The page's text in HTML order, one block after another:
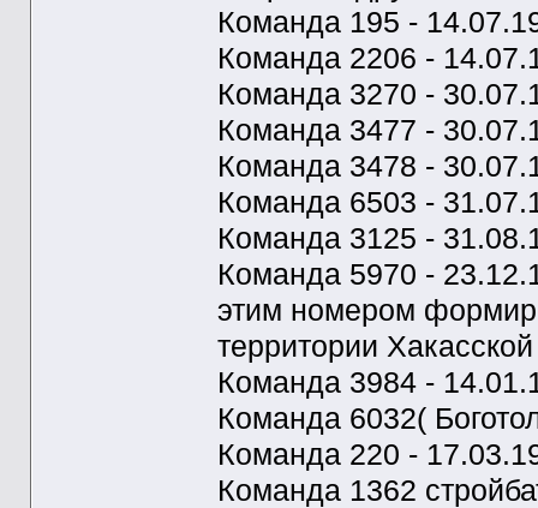
Команда 195 -
Команда 2206 -
Команда 3270 -
Команда 3477 -
Команда 3478 -
Команда 6503 -
Команда 3125 -
Команда 5970 -
этим номером
территории
Команда 3984 -
Команда 6032(
Команда 220 -
Команда 1362